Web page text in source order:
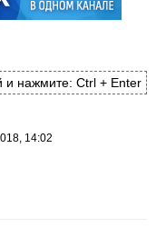
нажмите: Ctrl + Enter
14:02